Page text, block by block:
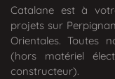
Catalane est à
projets sur
Orientales. Toutes
(hors matériel
constructeur).